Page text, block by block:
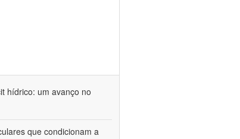
hídrico: um avanço no
que condicionam a